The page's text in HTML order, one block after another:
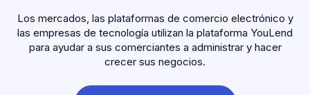
Los mercados, las plataformas de comercio electrónico y
las empresas de tecnología utilizan la plataforma YouLend
para ayudar a sus comerciantes a administrar y hacer
crecer sus negocios.